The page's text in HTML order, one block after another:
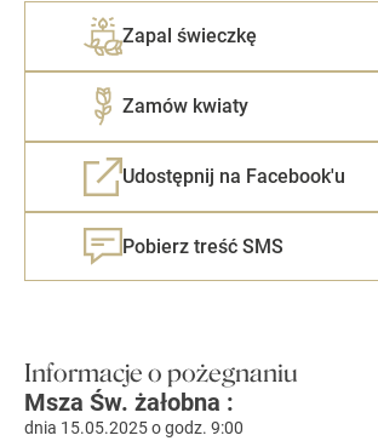
Zapal świeczkę
Zamów kwiaty
Udostępnij na Facebook'u
Pobierz treść SMS
Informacje o pożegnaniu
Msza Św. żałobna :
dnia 15.05.2025 o godz. 9:00